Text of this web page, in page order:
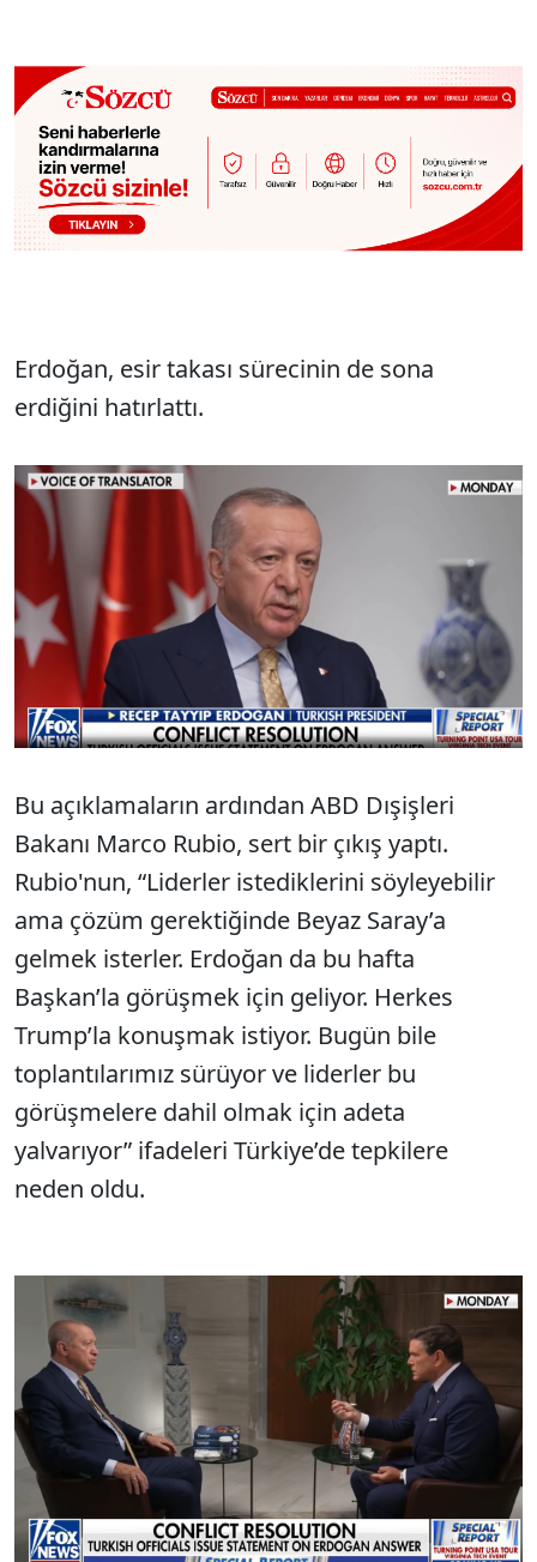
Erdoğan, esir takası sürecinin de sona
erdiğini hatırlattı.
Bu açıklamaların ardından ABD Dışişleri
Bakanı Marco Rubio, sert bir çıkış yaptı.
Rubio'nun, “Liderler istediklerini söyleyebilir
ama çözüm gerektiğinde Beyaz Saray’a
gelmek isterler. Erdoğan da bu hafta
Başkan’la görüşmek için geliyor. Herkes
Trump’la konuşmak istiyor. Bugün bile
toplantılarımız sürüyor ve liderler bu
görüşmelere dahil olmak için adeta
yalvarıyor” ifadeleri Türkiye’de tepkilere
neden oldu.